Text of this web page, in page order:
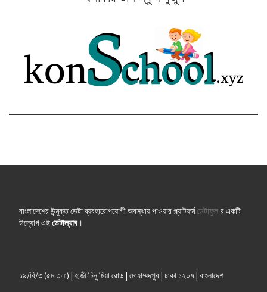
বাংলাদেশের উন্মুক্ত ডেটা ব্যবহারোপযোগী অবস্থায় পাওয়ার প্ল্যাটফর্মডেটাফুল-র একটি
উদ্যোগ এইডেটাল্যাব।
১৯/বি/৩ (৫ম তলা) | হাজী চিনু মিয়া রোড | মোহাম্মদপুর | ঢাকা ১২০৭ | বাংলাদেশ